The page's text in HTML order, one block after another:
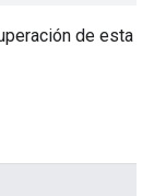
de esta